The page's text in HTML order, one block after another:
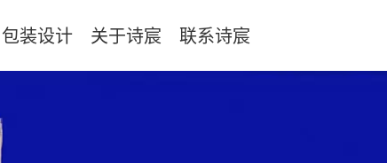
包装设计 关于诗宸 联系诗宸